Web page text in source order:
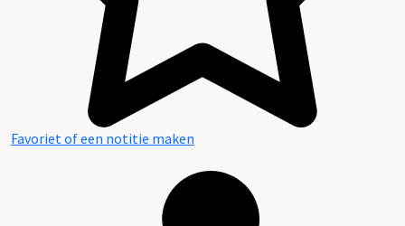
Favoriet of een notitie maken